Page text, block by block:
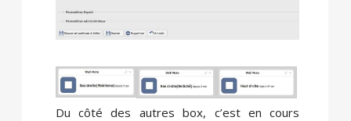
Du côté des autres box, c’est en cours